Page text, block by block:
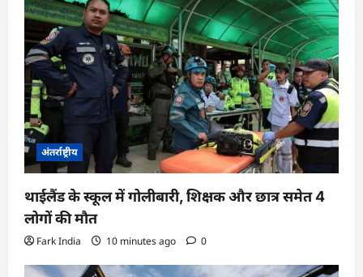
अंतर्राष्ट्रीय
थाईलैंड के स्कूल में गोलीबारी, शिक्षक और छात्र समेत 4
लोगों की मौत
Fark India 10 minutes ago 0